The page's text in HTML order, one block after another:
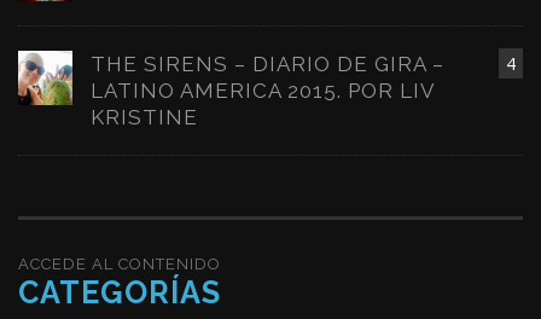
4
THE SIRENS – DIARIO DE GIRA –
LATINO AMERICA 2015. POR LIV
KRISTINE
ACCEDE AL CONTENIDO
CATEGORÍAS